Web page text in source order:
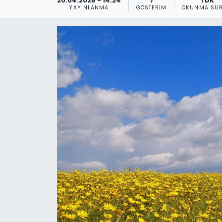
YAYINLANMA GÖSTERIM OKUNMA
KKTC YEREL SEÇİM 2018
Kültür Sanat
Magazin
Nöbetçi Eczaneler
Otomobil Dünyası